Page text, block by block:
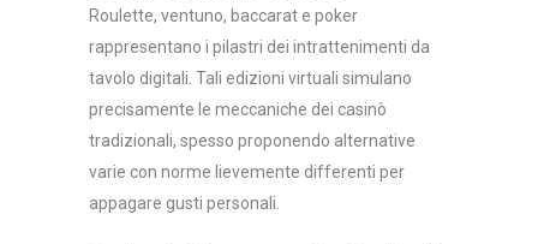
Roulette, ventuno, baccarat e poker
rappresentano i pilastri dei intrattenimenti da
tavolo digitali. Tali edizioni virtuali simulano
precisamente le meccaniche dei casinò
tradizionali, spesso proponendo alternative
varie con norme lievemente differenti per
appagare gusti personali.